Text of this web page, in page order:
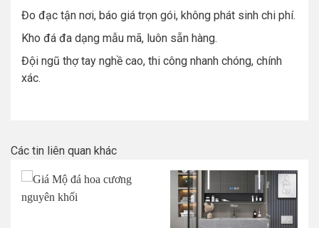
Đo đạc tận nơi, báo giá trọn gói, không phát sinh chi phí.
Kho đá đa dạng mẫu mã, luôn sẵn hàng.
Đội ngũ thợ tay nghề cao, thi công nhanh chóng, chính
xác.
Các tin liên quan khác